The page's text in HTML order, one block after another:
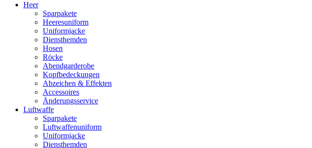
Heer
Sparpakete
Heeresuniform
Uniformjacke
Diensthemden
Hosen
Röcke
Abendgarderobe
Kopfbedeckungen
Abzeichen & Effekten
Accessoires
Änderungsservice
Luftwaffe
Sparpakete
Luftwaffenuniform
Uniformjacke
Diensthemden